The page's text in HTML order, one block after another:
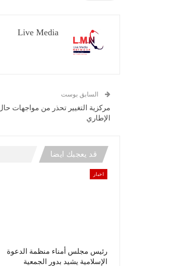
Live Media
السابق بوست
مركزية التغيير تحذر من مواجهات
الإطاري
قد يعجبك ايضا
اخبار
رئيس مجلس أمناء منظمة الدعوة
الإسلامية يشيد بدور الجمعية